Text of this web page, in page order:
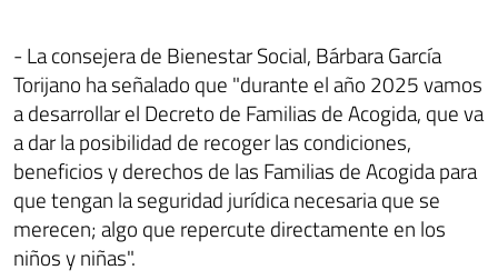
- La consejera de Bienestar Social, Bárbara García
Torijano ha señalado que "durante el año 2025 vamos
a desarrollar el Decreto de Familias de Acogida, que va
a dar la posibilidad de recoger las condiciones,
beneficios y derechos de las Familias de Acogida para
que tengan la seguridad jurídica necesaria que se
merecen; algo que repercute directamente en los
niños y niñas".